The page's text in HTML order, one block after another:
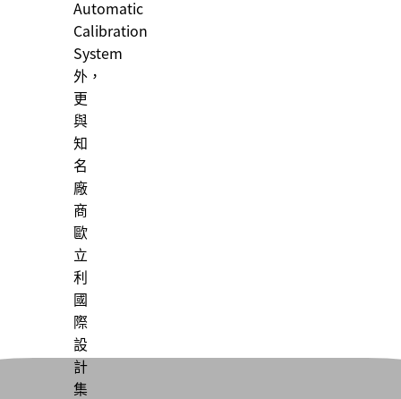
Automatic
Calibration
System
外，
更
與
知
名
廠
商
歐
立
利
國
際
設
計
集